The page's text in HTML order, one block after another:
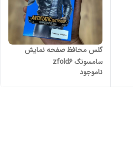
گلس محافظ صفحه نمایش
سامسونگ zfold6
ناموجود